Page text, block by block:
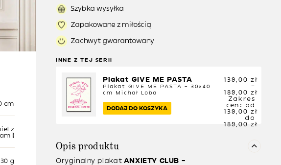
cm
z
g
Szybka wysyłka
Zapakowane z miłością
Zachwyt gwarantowany
INNE Z TEJ SERII
Plakat GIVE ME PASTA
Plakat GIVE ME PASTA – 30×40
cm Michał Loba
139,00 zł
–
189,00 zł
Zakres
cen: od
139,00 zł
do
189,00 zł
DODAJ DO KOSZYKA
Opis produktu
Oryginalny plakat ANXIETY CLUB –